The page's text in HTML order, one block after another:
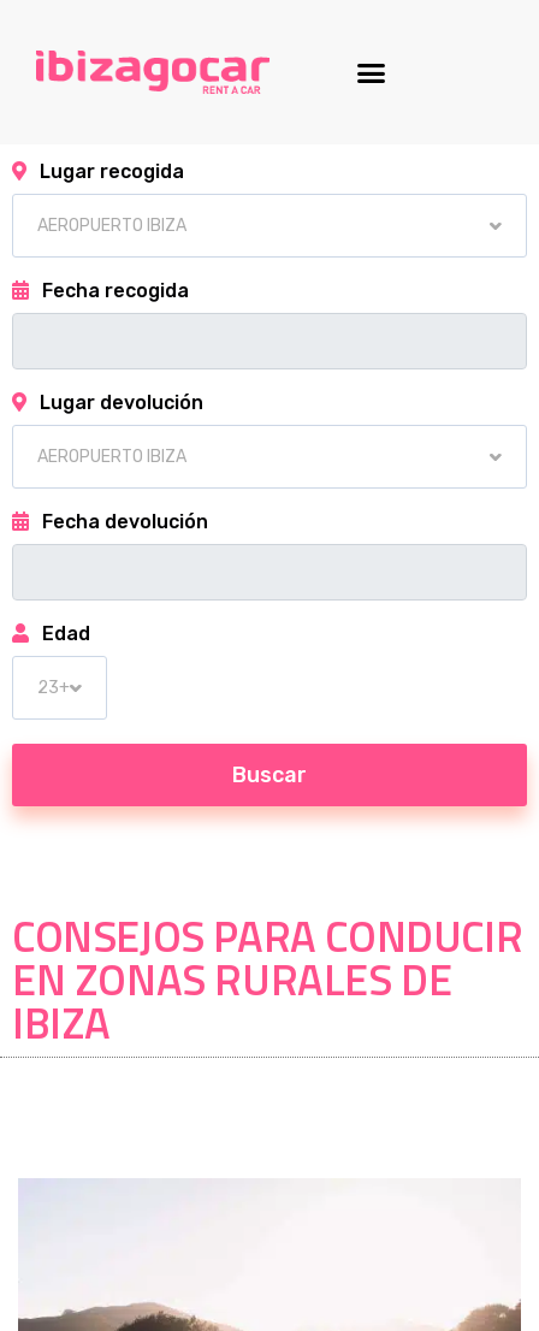
Lugar recogida
Fecha recogida
Lugar devolución
Fecha devolución
Edad
CONSEJOS PARA CONDUCIR
EN ZONAS RURALES DE
IBIZA